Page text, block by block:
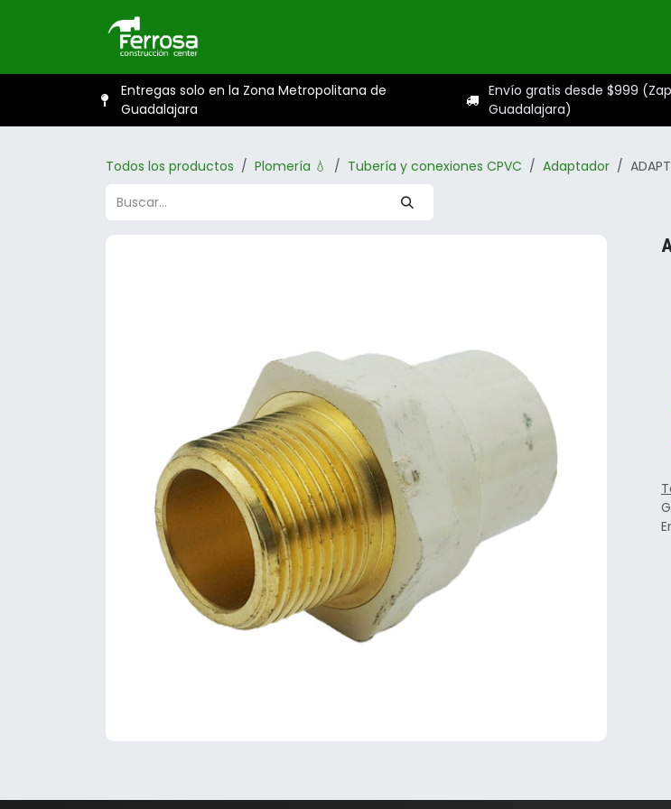
Entregas solo en la Zona Metropolitana de
Guadalajara
Envío gratis desde $999
Guadalajara)
Todos los productos Plomería 💧 Tubería y conexiones CPVC Adaptador